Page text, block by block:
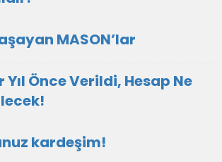
MASON’lar
Önce Verildi, Hesap Ne
kardeşim!